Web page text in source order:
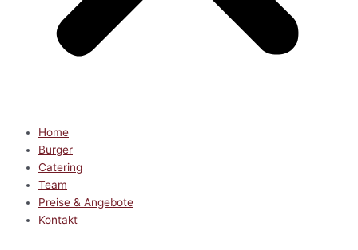
Home
Burger
Catering
Team
Preise & Angebote
Kontakt